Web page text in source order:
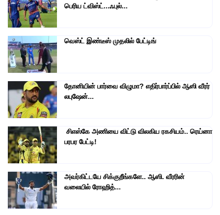
பெரிய ட்விஸ்ட்...ஃபுல்...
வெஸ்ட் இண்டீஸ் முதலில் பேட்டிங்
தோனியின் பார்வை விழுமா? எதிர்பார்ப்பில் ஆஸி வீரர்
லபுஷேன்...
சிஎஸ்கே அணியை விட்டு விலகிய ரகசியம்.. ரெய்னா
பரபர பேட்டி!
அவர்கிட்டயே சிக்குறீங்களே.. ஆஸி. வீரரின்
வலையில் ரோஹித்...